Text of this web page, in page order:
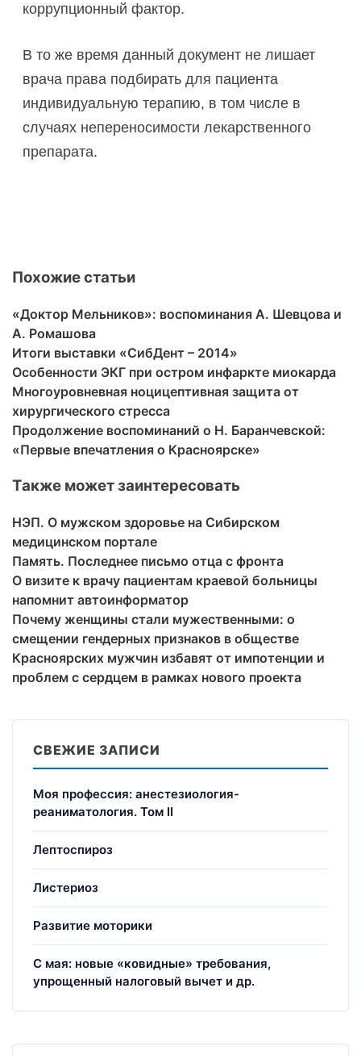
коррупционный фактор.
В то же время данный документ не лишает
врача права подбирать для пациента
индивидуальную терапию, в том числе в
случаях непереносимости лекарственного
препарата.
Похожие статьи
«Доктор Мельников»: воспоминания А. Шевцова и
А. Ромашова
Итоги выставки «СибДент – 2014»
Особенности ЭКГ при остром инфаркте миокарда
Многоуровневная ноцицептивная защита от
хирургического стресса
Продолжение воспоминаний о Н. Баранчевской:
«Первые впечатления о Красноярске»
Также может заинтересовать
НЭП. О мужском здоровье на Сибирском
медицинском портале
Память. Последнее письмо отца с фронта
О визите к врачу пациентам краевой больницы
напомнит автоинформатор
Почему женщины стали мужественными: о
смещении гендерных признаков в обществе
Красноярских мужчин избавят от импотенции и
проблем с сердцем в рамках нового проекта
СВЕЖИЕ ЗАПИСИ
Моя профессия: анестезиология-
реаниматология. Том II
Лептоспироз
Листериоз
Развитие моторики
С мая: новые «ковидные» требования,
упрощенный налоговый вычет и др.